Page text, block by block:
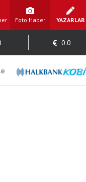
Foto Haber YAZARLAR
0.0